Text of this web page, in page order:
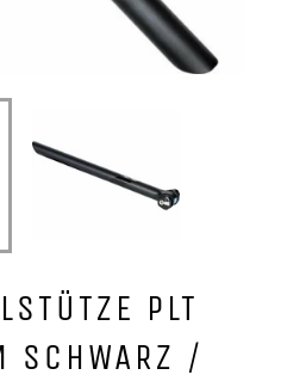
PLT
SCHWARZ /